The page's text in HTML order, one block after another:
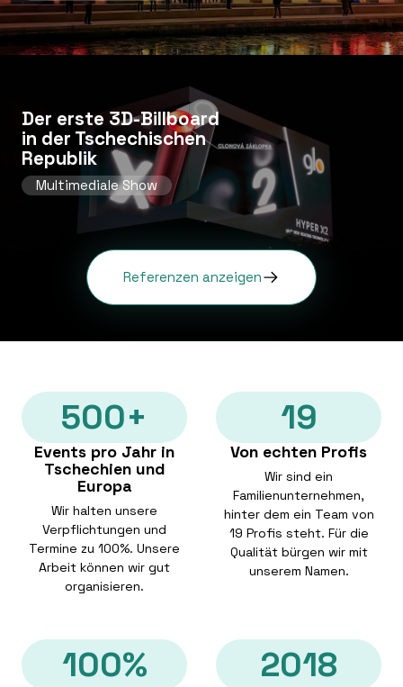
Der erste 3D-Billboard
in der Tschechischen
Republik
Multimediale Show
Referenzen anzeigen
500+
Events pro Jahr in
Tschechien und
Europa
Wir halten unsere
Verpflichtungen und
Termine zu 100%. Unsere
Arbeit können wir gut
organisieren.
19
Von echten Profis
Wir sind ein
Familienunternehmen,
hinter dem ein Team von
19 Profis steht. Für die
Qualität bürgen wir mit
unserem Namen.
100% 2018